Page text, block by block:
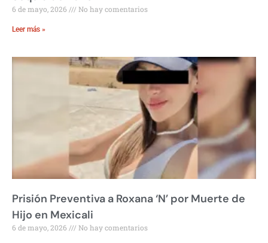
6 de mayo, 2026 No hay comentarios
Leer más »
Prisión Preventiva a Roxana ‘N’ por Muerte de
Hijo en Mexicali
6 de mayo, 2026 No hay comentarios